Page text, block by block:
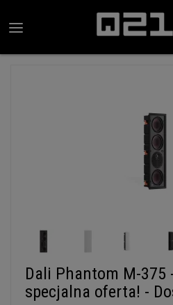
Dali Phantom M-375
specjalna oferta! -